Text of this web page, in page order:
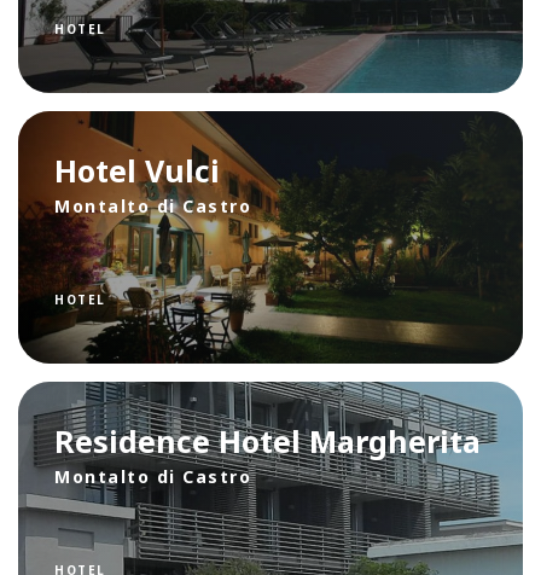
HOTEL
Hotel Vulci
Montalto di Castro
HOTEL
Residence Hotel Margherita
Montalto di Castro
HOTEL